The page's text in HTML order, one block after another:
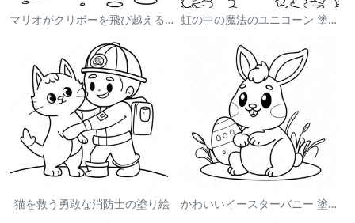
マリオがクリボーを飛び越える塗り絵 虹の中の魔法のユニコーン 塗り絵
猫を救う勇敢な消防士の塗り絵 かわいいイースターバニー 塗り絵